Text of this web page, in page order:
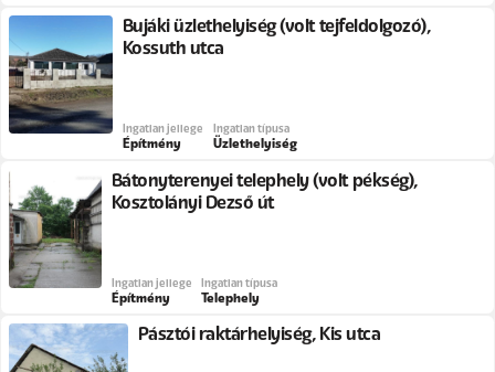
Bujáki üzlethelyiség (volt tejfeldolgozó),
Kossuth utca
Ingatlan jellege
Építmény
Ingatlan típusa
Üzlethelyiség
Bátonyterenyei telephely (volt pékség),
Kosztolányi Dezső út
Ingatlan jellege
Építmény
Ingatlan típusa
Telephely
Pásztói raktárhelyiség, Kis utca